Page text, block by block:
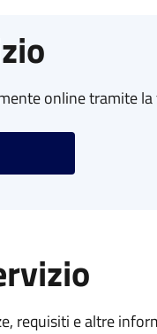
online tramite
requisiti e altre